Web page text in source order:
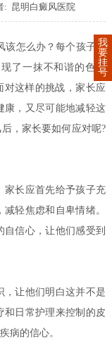
: 昆明白癜风医院
该怎么办？每个孩子都
了一抹不和谐的色彩
这样的挑战，家长应
康，又尽可能地减轻这
，家长要如何应对呢?
家长应首先给予孩子充
轻焦虑和自卑情绪。
信心，让他们感受到
让他们明白这并不是
和日常护理来控制的皮
病的信心。
我
要
挂
号